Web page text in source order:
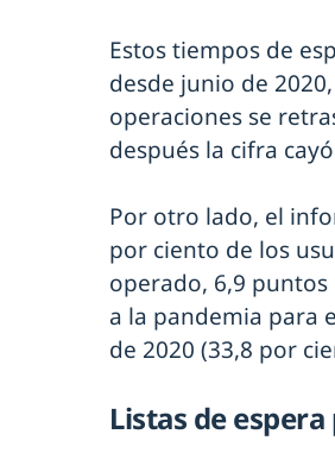
Estos tiempos de
desde junio de
operaciones se
después la cifra
Por otro lado, el
por ciento de los
operado, 6,9
a la pandemia para
de 2020 (33,8 por
Listas de